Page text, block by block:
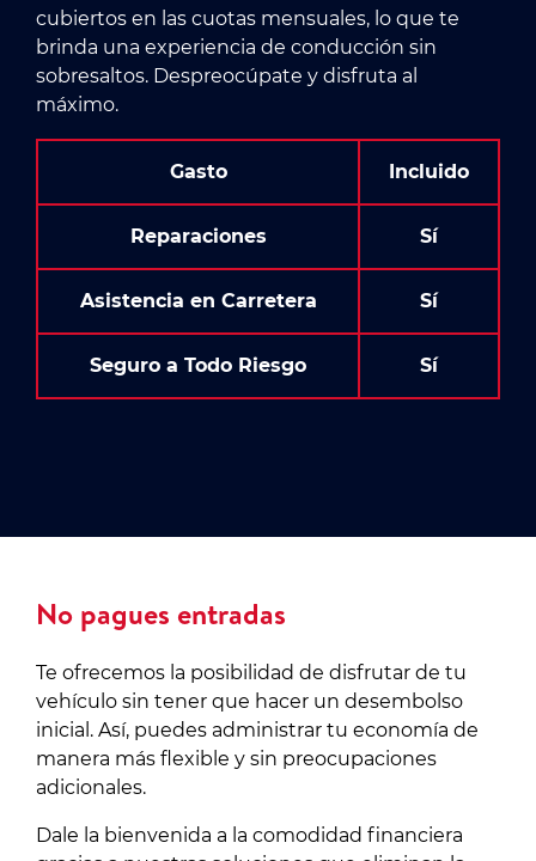
cubiertos en las cuotas mensuales, lo que te
brinda una experiencia de conducción sin
sobresaltos. Despreocúpate y disfruta al
máximo.
Gasto Incluido
Reparaciones Sí
Asistencia en Carretera Sí
Seguro a Todo Riesgo Sí
No pagues entradas
Te ofrecemos la posibilidad de disfrutar de tu
vehículo sin tener que hacer un desembolso
inicial. Así, puedes administrar tu economía de
manera más flexible y sin preocupaciones
adicionales.
Dale la bienvenida a la comodidad financiera